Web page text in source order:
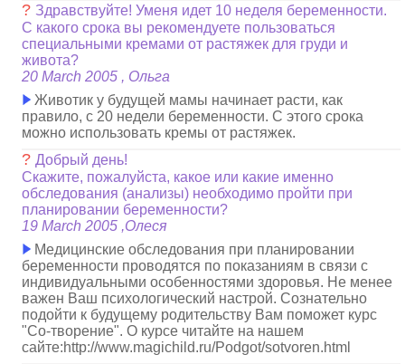
? Здравствуйте! Уменя идет 10 неделя беременности.
С какого срока вы рекомендуете пользоваться
специальными кремами от растяжек для груди и
живота?
20 March 2005 , Ольга
Животик у будущей мамы начинает расти, как
правило, с 20 недели беременности. С этого срока
можно использовать кремы от растяжек.
?Добрый день!
Скажите, пожалуйста, какое или какие именно
обследования (анализы) необходимо пройти при
планировании беременности?
19 March 2005 ,Олеся
Медицинские обследования при планировании
беременности проводятся по показаниям в связи с
индивидуальными особенностями здоровья. Не менее
важен Ваш психологический настрой. Сознательно
подойти к будущему родительству Вам поможет курс
"Со-творение". О курсе читайте на нашем
сайте:http://www.magichild.ru/Podgot/sotvoren.html